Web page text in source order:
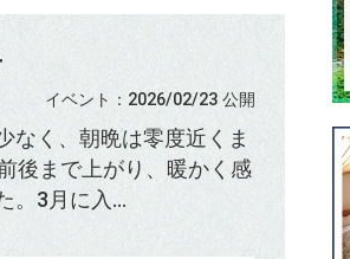
イベント ：2026/02/23 公開
なく、朝晩は零度近くま
後まで上がり、暖かく感
。3月に入...